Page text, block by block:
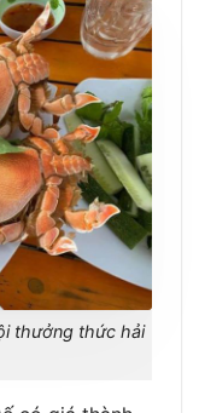
thưởng thức hải